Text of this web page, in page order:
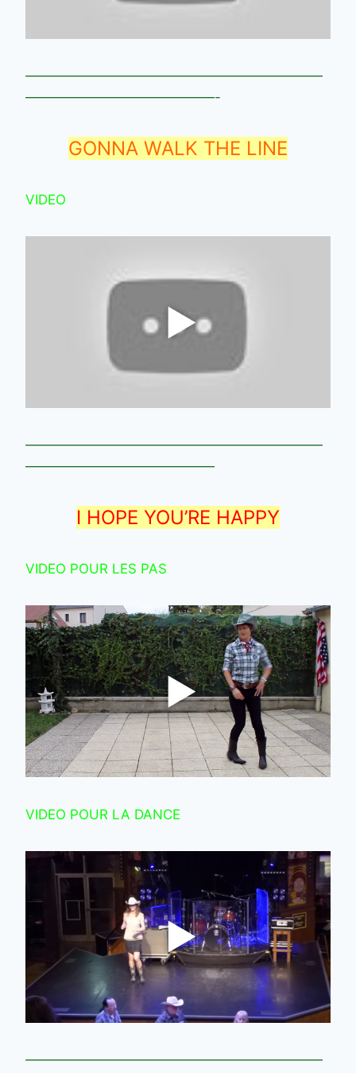
——————————————————————
——————————————-
GONNA WALK THE LINE
VIDEO
——————————————————————
——————————————
I HOPE YOU’RE HAPPY
VIDEO POUR LES PAS
VIDEO POUR LA DANCE
——————————————————————